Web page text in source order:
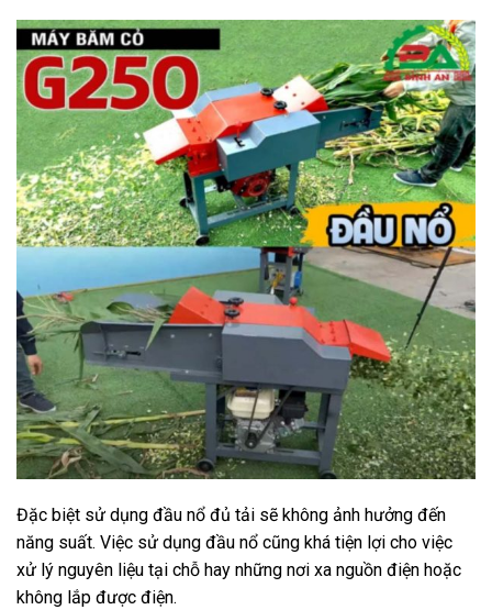
Đặc biệt sử dụng đầu nổ đủ tải sẽ không ảnh hưởng đến
năng suất. Việc sử dụng đầu nổ cũng khá tiện lợi cho việc
xử lý nguyên liệu tại chỗ hay những nơi xa nguồn điện hoặc
không lắp được điện.